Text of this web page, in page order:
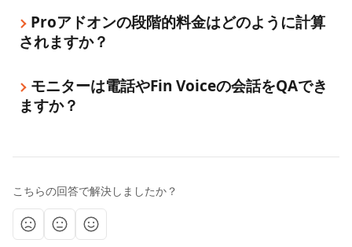
Proアドオンの段階的料金はどのように計算
されますか？
モニターは電話やFin Voiceの会話をQAでき
ますか？
こちらの回答で解決しましたか？